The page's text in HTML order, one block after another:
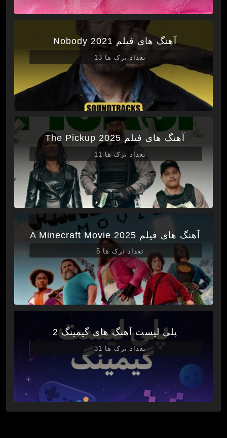
آهنگ های فیلم Nobody 2021
تعداد ترک ها 13
آهنگ های فیلم The Pickup 2025
تعداد ترک ها 11
آهنگ های فیلم A Minecraft Movie 2025
تعداد ترک ها 5
پلی لیست آهنگ های گیمینگ 2
تعداد ترک ها 31